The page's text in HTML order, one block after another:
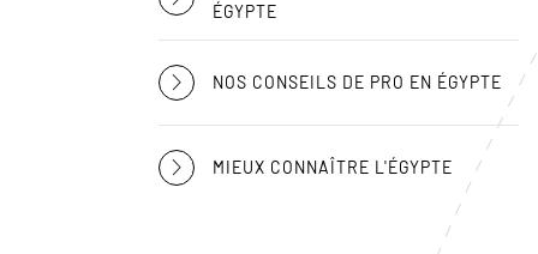
ÉGYPTE
NOS CONSEILS DE PRO EN ÉGYPTE
MIEUX CONNAÎTRE L'ÉGYPTE